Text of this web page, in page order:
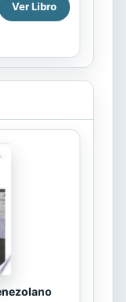
Ver Libro